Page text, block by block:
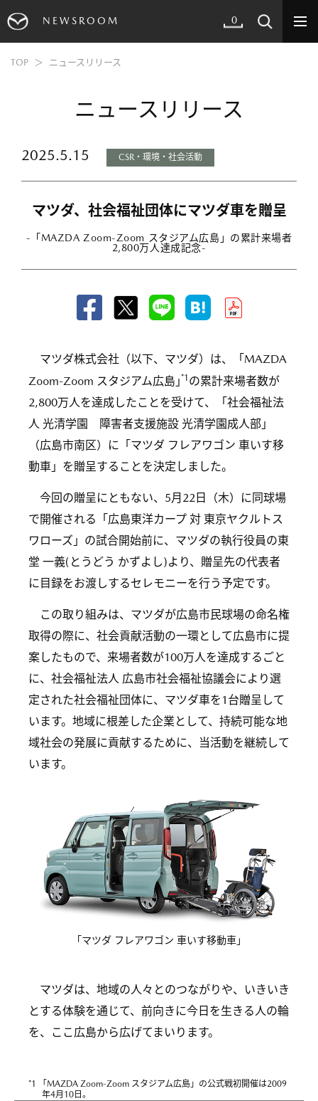
NEWSROOM 0
TOP ニュースリリース
ニュースリリース
2025.5.15 CSR・環境・社会活動
マツダ、社会福祉団体にマツダ車を贈呈
-「MAZDA Zoom-Zoom スタジアム広島」の累計来場者
2,800万人達成記念-
マツダ株式会社（以下、マツダ）は、「MAZDA
Zoom-Zoom スタジアム広島 」*1 の累計来場者数が
2,800万人を達成したことを受けて、「社会福祉法
人 光清学園 障害者支援施設 光清学園成人部」
（広島市南区）に「マツダ フレアワゴン 車いす移
動車」を贈呈することを決定しました。
今回の贈呈にともない、5月22日（木）に同球場
で開催される「広島東洋カープ 対 東京ヤクルトス
ワローズ」の試合開始前に、マツダの執行役員の東
堂 一義(とうどう かずよし)より、贈呈先の代表者
に目録をお渡しするセレモニーを行う予定です。
この取り組みは、マツダが広島市民球場の命名権
取得の際に、社会貢献活動の一環として広島市に提
案したもので、来場者数が100万人を達成するごと
に、社会福祉法人 広島市社会福祉協議会により選
定された社会福祉団体に、マツダ車を1台贈呈して
います。地域に根差した企業として、持続可能な地
域社会の発展に貢献するために、当活動を継続して
います。
「マツダ フレアワゴン 車いす移動車」
マツダは、地域の人々とのつながりや、いきいき
とする体験を通じて、前向きに今日を生きる人の輪
を、ここ広島から広げてまいります。
*1 「MAZDA Zoom-Zoom スタジアム広島」の公式戦初開催は2009
年4月10日。